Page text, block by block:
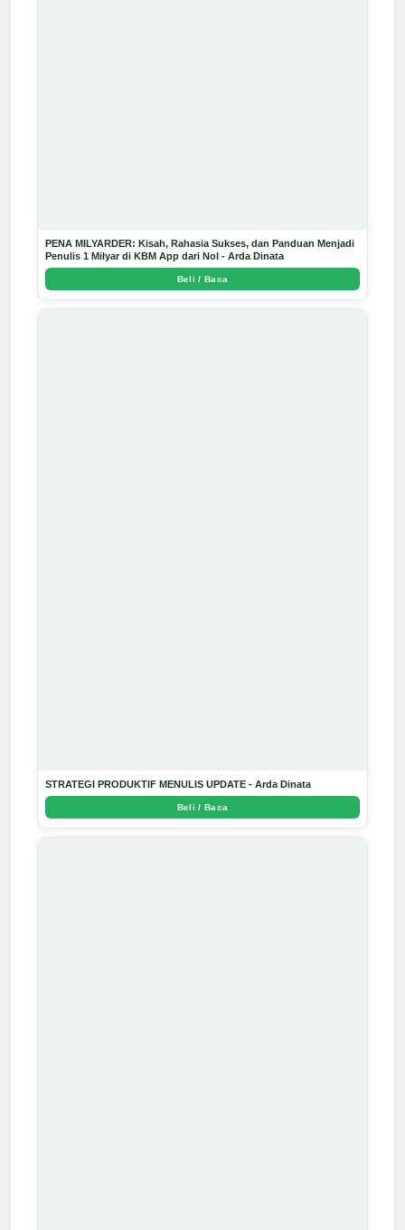
PENA MILYARDER: Kisah, Rahasia Sukses, dan Panduan Menjadi
Penulis 1 Milyar di KBM App dari Nol - Arda Dinata
Beli / Baca
STRATEGI PRODUKTIF MENULIS UPDATE - Arda Dinata
Beli / Baca